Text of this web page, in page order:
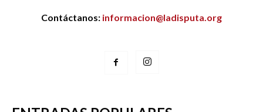
Contáctanos: informacion@ladisputa.org